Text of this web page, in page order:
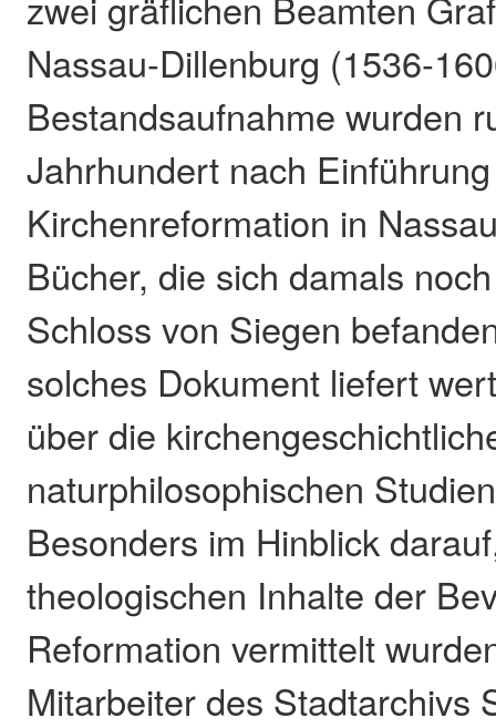
Nassau-Dillenburg (1536-
Bestandsaufnahme wurden
Jahrhundert nach
Kirchenreformation in
Bücher, die sich damals
Schloss von Siegen
solches Dokument liefert
über die
naturphilosophischen
Besonders im Hinblick
theologischen Inhalte der
Reformation vermittelt
Mitarbeiter des Stadtarchivs